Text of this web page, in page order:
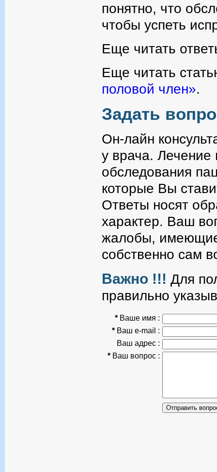
понятно, что
чтобы успеть
Еще читать
Еще читать
половой член».
Задать
Он-лайн
у врача. Лечение
обследования
которые Вы
Ответы носят
характер. Ваш
жалобы,
собственно сам
Важно !!! Для
правильно
* Ваше имя :
* Ваш e-mail :
Ваш адрес :
* Ваш вопрос :